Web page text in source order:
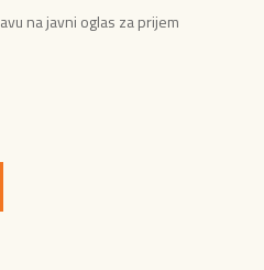
na javni oglas za prijem